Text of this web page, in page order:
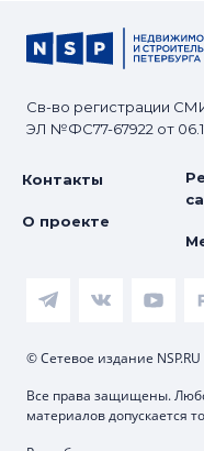
Св-во регистрации
ЭЛ №ФС77-67922 от
Контакты
О проекте
© Сетевое издание NSP.RU
Все права защищены.
материалов допускается